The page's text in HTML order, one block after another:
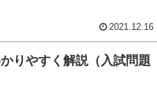
2021.12.16
りやすく解説（入試問題